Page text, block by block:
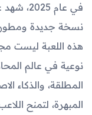
في عام
نسخة جديدة
هذه اللعبة ليست
نوعية في عالم
المطلقة، والذكاء
المبهرة، لتمنح